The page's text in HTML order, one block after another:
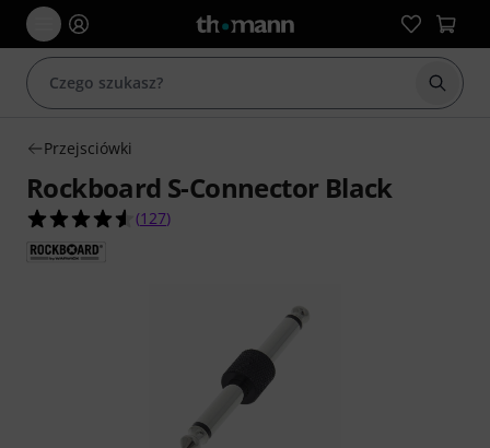
Przejsciówki
Rockboard S-Connector Black
4.6 na 5 gwiazdek z 127 ocen klientów
(127)